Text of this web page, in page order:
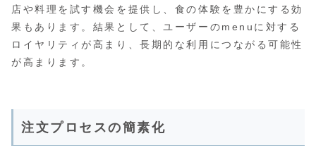
店や料理を試す機会を提供し、食の体験を豊かにする効
果もあります。結果として、ユーザーのmenuに対する
ロイヤリティが高まり、長期的な利用につながる可能性
が高まります。
注文プロセスの簡素化